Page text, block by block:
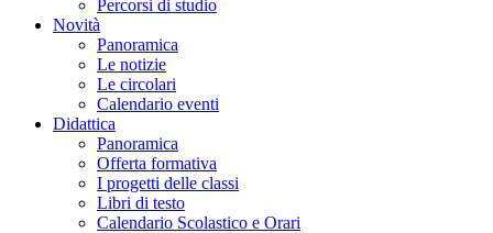
Percorsi di studio
Novità
Panoramica
Le notizie
Le circolari
Calendario eventi
Didattica
Panoramica
Offerta formativa
I progetti delle classi
Libri di testo
Calendario Scolastico e Orari